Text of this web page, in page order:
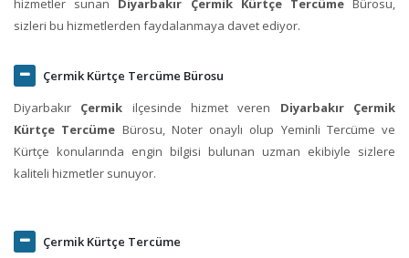
hizmetler sunan Diyarbakır Çermik Kürtçe TercümeBürosu,
sizleri bu hizmetlerden faydalanmaya davet ediyor.
Çermik Kürtçe Tercüme Bürosu
Diyarbakır Çermik ilçesinde hizmet veren Diyarbakır Çermik
Kürtçe Tercüme Bürosu, Noter onaylı olup Yeminli Tercüme ve
Kürtçe konularında engin bilgisi bulunan uzman ekibiyle sizlere
kaliteli hizmetler sunuyor.
Çermik Kürtçe Tercüme